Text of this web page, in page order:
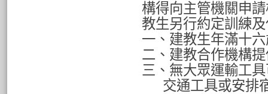
構得向主管機關申
教生另行約定訓練
一、建教生年滿十
二、建教合作機構
三、無大眾運輸工
交通工具或安排